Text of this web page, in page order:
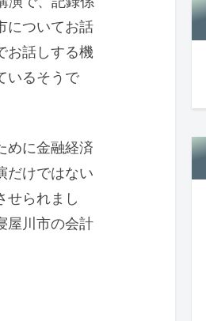
についてお話
お話しする機
いるそうで
めに金融経済
だけではない
せられまし
屋川市の会計